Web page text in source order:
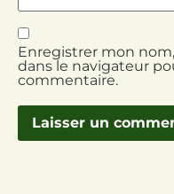
Enregistrer mon
dans le navigateur
commentaire.